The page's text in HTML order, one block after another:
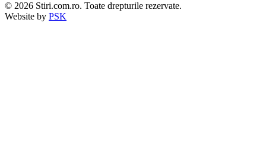
© 2026 Stiri.com.ro. Toate drepturile rezervate.
Website by PSK